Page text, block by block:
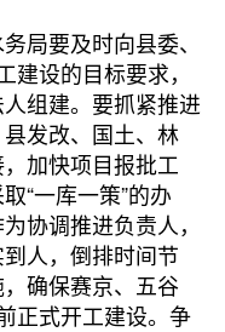
局要及时向县委、
设的目标要求，
组建。要抓紧推进
发改、国土、林
加快项目报批工
“一库一策”的办
协调推进负责人，
人，倒排时间节
确保赛京、五谷
正式开工建设。争